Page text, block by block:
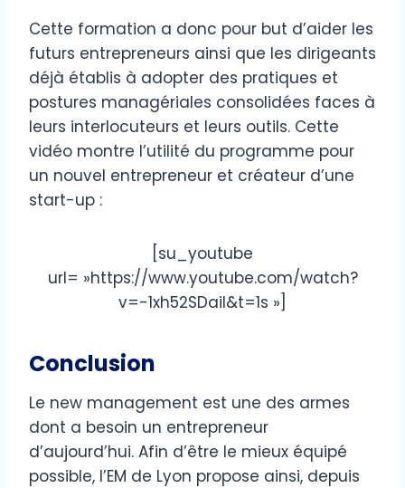
Cette formation a donc pour but d’aider les
futurs entrepreneurs ainsi que les dirigeants
déjà établis à adopter des pratiques et
postures managériales consolidées faces à
leurs interlocuteurs et leurs outils. Cette
vidéo montre l’utilité du programme pour
un nouvel entrepreneur et créateur d’une
start-up :
[su_youtube
url= »https://www.youtube.com/watch?
v=-1xh52SDaiI&t=1s »]
Conclusion
Le new management est une des armes
dont a besoin un entrepreneur
d’aujourd’hui. Afin d’être le mieux équipé
possible, l’EM de Lyon propose ainsi, depuis